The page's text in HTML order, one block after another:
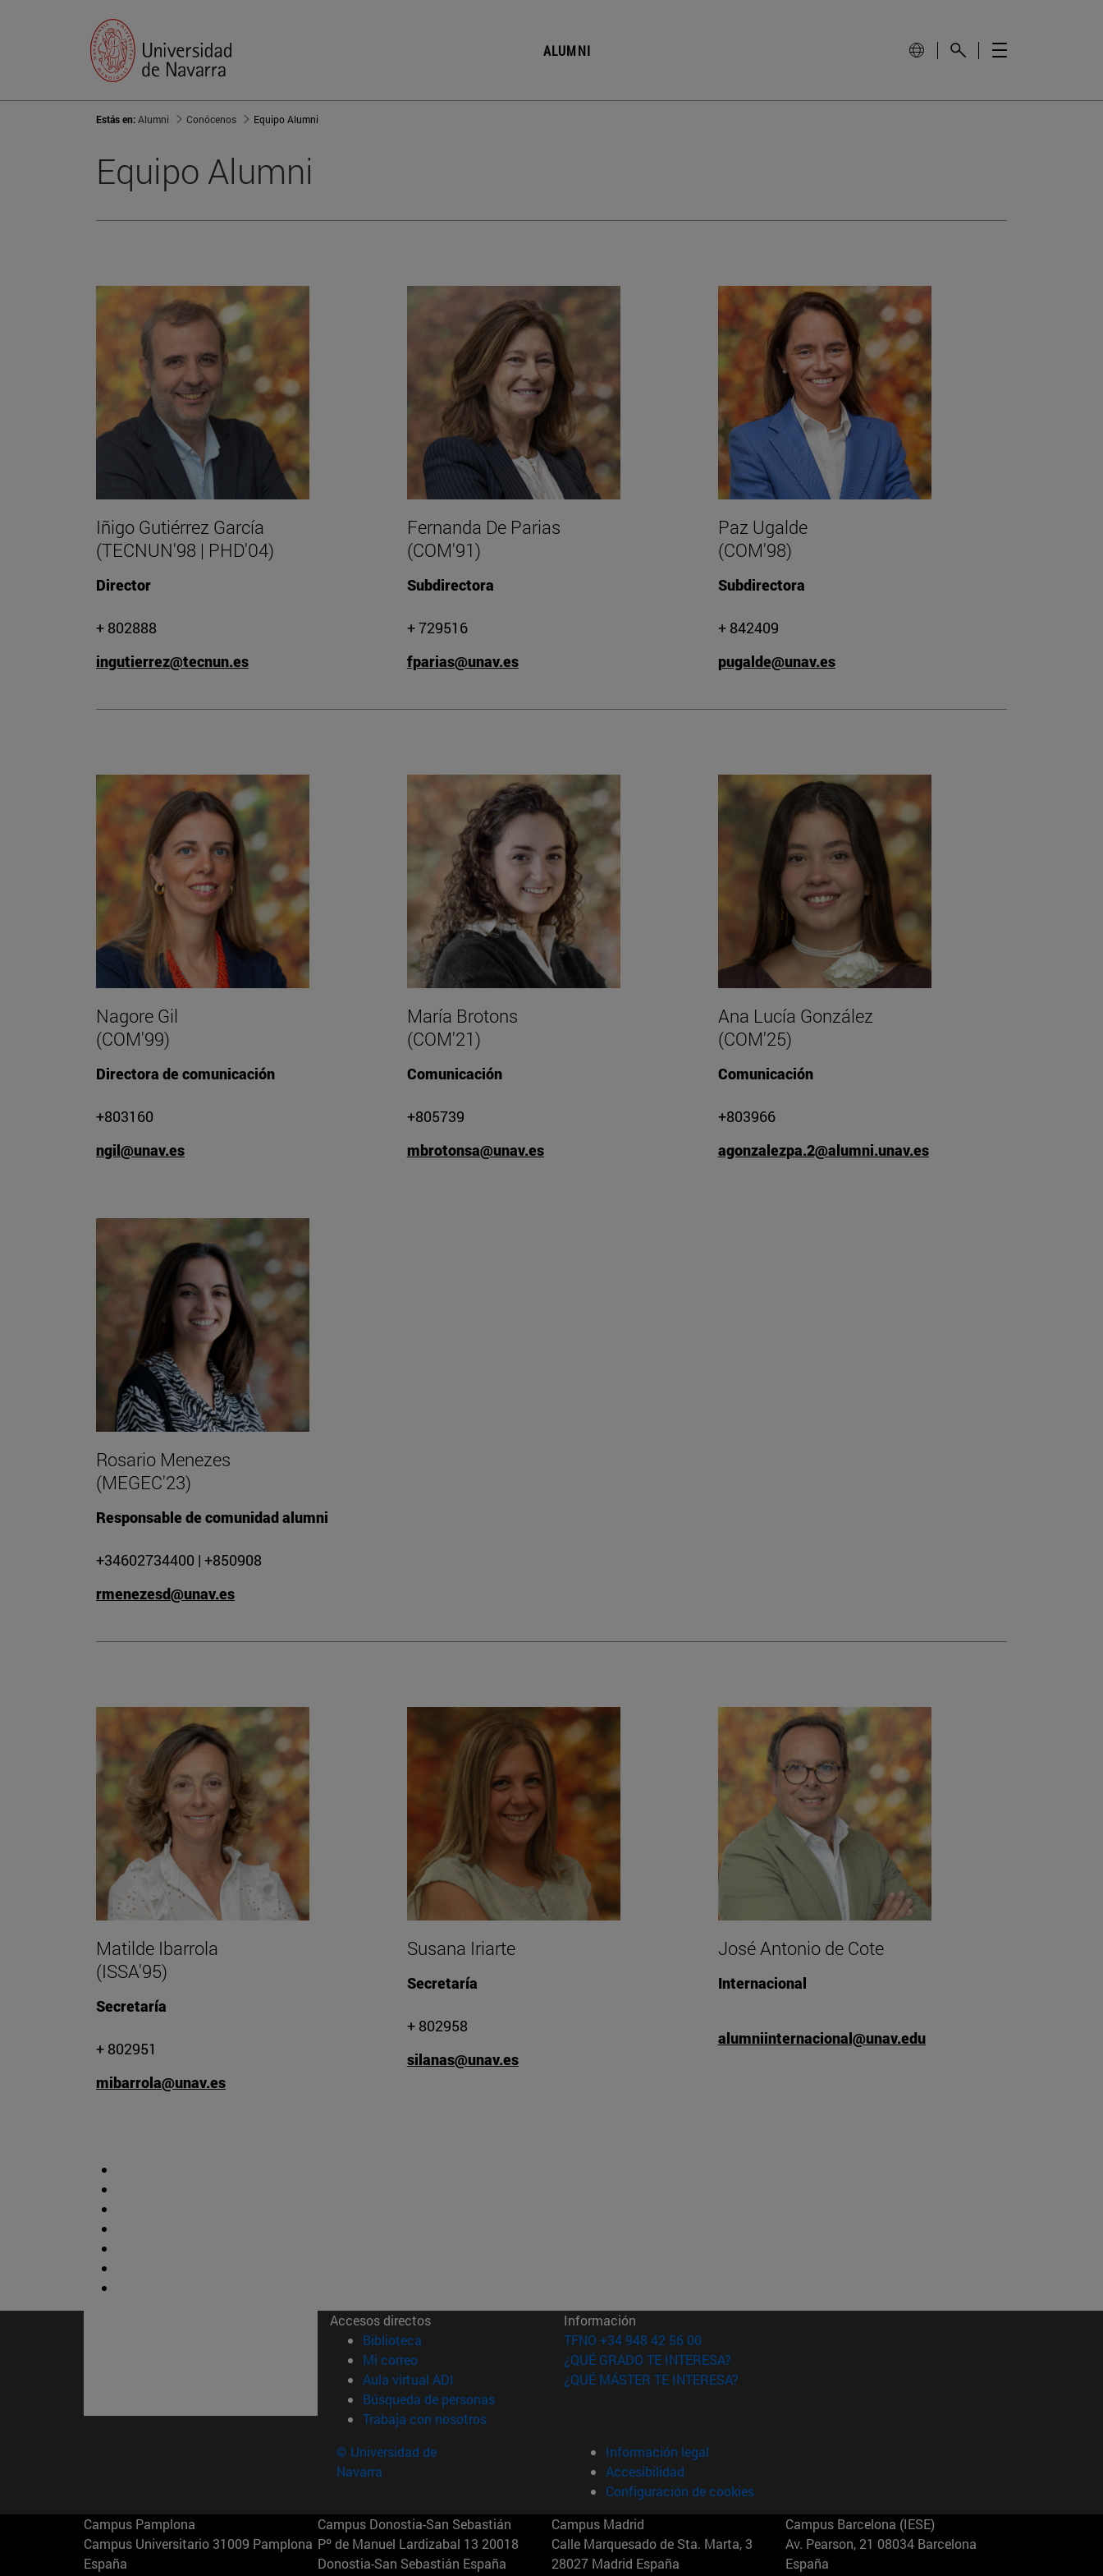
ALUMNI
Estás en:Alumni Conócenos Equipo Alumni
Equipo Alumni
Iñigo Gutiérrez García
(TECNUN'98 | PHD'04)
Director
+ 802888
ingutierrez@tecnun.es
Fernanda De Parias
(COM'91)
Subdirectora
+ 729516
fparias@unav.es
Paz Ugalde
(COM'98)
Subdirectora
+ 842409
pugalde@unav.es
Nagore Gil
(COM'99)
Directora de comunicación
+803160
ngil@unav.es
María Brotons
(COM'21)
Comunicación
+805739
mbrotonsa@unav.es
Ana Lucía González
(COM'25)
Comunicación
+803966
agonzalezpa.2@alumni.unav.es
Rosario Menezes
(MEGEC'23)
Responsable de comunidad alumni
+34602734400 | +850908
rmenezesd@unav.es
Matilde Ibarrola
(ISSA'95)
Secretaría
+ 802951
mibarrola@unav.es
Susana Iriarte
Secretaría
+ 802958
silanas@unav.es
José Antonio de Cote
Internacional
alumniinternacional@unav.edu
Accesos directos
Biblioteca (abre en nueva ventana)
Mi correo(abre en nueva ventana)
Aula virtual ADI (abre en nueva ventana)
Búsqueda de personas(abre en nueva ventana)
Trabaja con nosotros(abre en nueva ventana)
Información
TFNO +34 948 42 56 00
¿QUÉ GRADO TE INTERESA?
¿QUÉ MÁSTER TE INTERESA?
© Universidad de
Navarra
Información legal
Accesibilidad
Configuración de cookies
Campus Pamplona
Campus Universitario 31009 Pamplona
España
Campus Donostia-San Sebastián
Pº de Manuel Lardizabal 13 20018
Donostia-San Sebastián España
Campus Madrid
Calle Marquesado de Sta. Marta, 3
28027 Madrid España
Campus Barcelona (IESE)
Av. Pearson, 21 08034 Barcelona
España